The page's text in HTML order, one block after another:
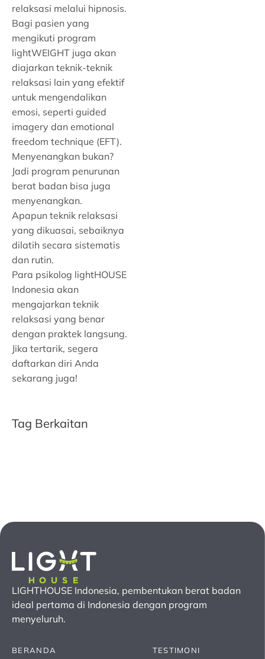
relaksasi melalui hipnosis.
Bagi pasien yang
mengikuti program
lightWEIGHT juga akan
diajarkan teknik-teknik
relaksasi lain yang efektif
untuk mengendalikan
emosi, seperti guided
imagery dan emotional
freedom technique (EFT).
Menyenangkan bukan?
Jadi program penurunan
berat badan bisa juga
menyenangkan.
Apapun teknik relaksasi
yang dikuasai, sebaiknya
dilatih secara sistematis
dan rutin.
Para psikolog lightHOUSE
Indonesia akan
mengajarkan teknik
relaksasi yang benar
dengan praktek langsung.
Jika tertarik, segera
daftarkan diri Anda
sekarang juga!
Tag Berkaitan
LIGHTHOUSE Indonesia, pembentukan berat badan
ideal pertama di Indonesia dengan program
menyeluruh.
BERANDA TESTIMONI